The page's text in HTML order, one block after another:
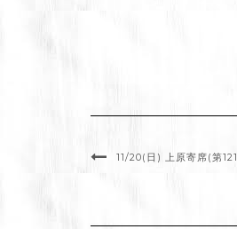
11/20(日) 上原寄席(第